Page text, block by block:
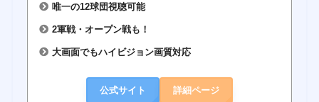
唯一の12球団視聴可能
2軍戦・オープン戦も！
大画面でもハイビジョン画質対応
公式サイト 詳細ページ